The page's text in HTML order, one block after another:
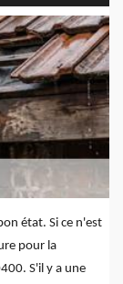
état. Si ce n'est
pour la
S'il y a une